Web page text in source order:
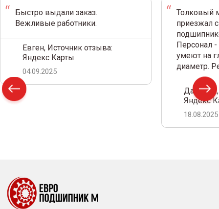
Быстро выдали заказ.
Вежливые работники.
Евген, Источник отзыва:
Яндекс Карты
04.09.2025
Толковый
приезжал
Персонал
умеют на
диаметр.
Дамир
Яндекс
18.08.2025